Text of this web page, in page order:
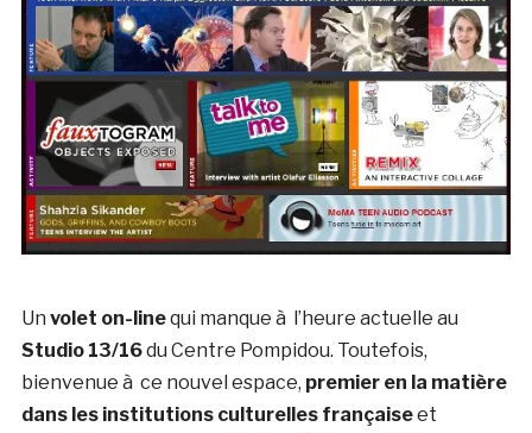
Un volet on-linequi manque à l’heure actuelle au
Studio 13/16du Centre Pompidou. Toutefois,
bienvenue à ce nouvel espace, premier en la matière
dans les institutions culturelles françaiseet